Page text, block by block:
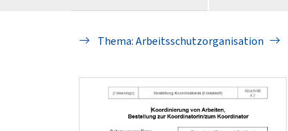
Thema: Arbeitsschutzorganisation